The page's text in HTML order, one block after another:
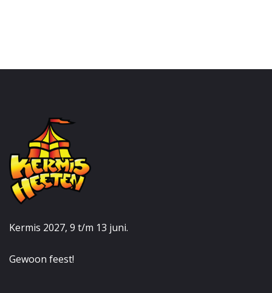
Kermis 2027, 9 t/m 13 juni.
Gewoon feest!